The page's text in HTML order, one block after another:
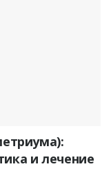
и лечение